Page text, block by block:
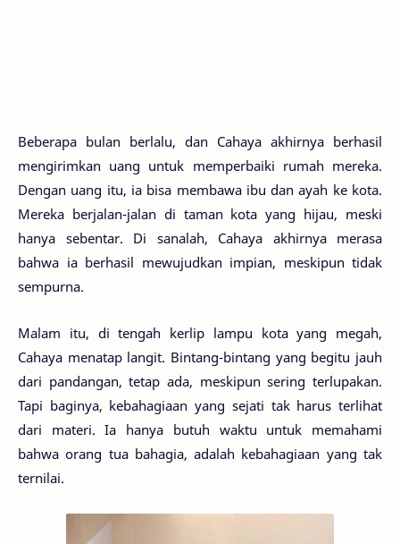
Beberapa bulan berlalu, dan Cahaya akhirnya berhasil
mengirimkan uang untuk memperbaiki rumah mereka.
Dengan uang itu, ia bisa membawa ibu dan ayah ke kota.
Mereka berjalan-jalan di taman kota yang hijau, meski
hanya sebentar. Di sanalah, Cahaya akhirnya merasa
bahwa ia berhasil mewujudkan impian, meskipun tidak
sempurna.
Malam itu, di tengah kerlip lampu kota yang megah,
Cahaya menatap langit. Bintang-bintang yang begitu jauh
dari pandangan, tetap ada, meskipun sering terlupakan.
Tapi baginya, kebahagiaan yang sejati tak harus terlihat
dari materi. Ia hanya butuh waktu untuk memahami
bahwa orang tua bahagia, adalah kebahagiaan yang tak
ternilai.